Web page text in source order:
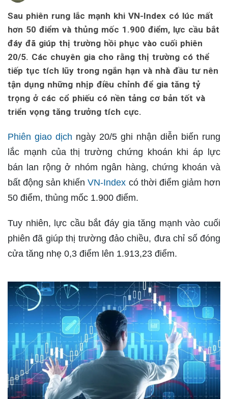
Sau phiên rung lắc mạnh khi VN-Index có lúc mất
hơn 50 điểm và thủng mốc 1.900 điểm, lực cầu bắt
đáy đã giúp thị trường hồi phục vào cuối phiên
20/5. Các chuyên gia cho rằng thị trường có thể
tiếp tục tích lũy trong ngắn hạn và nhà đầu tư nên
tận dụng những nhịp điều chỉnh để gia tăng tỷ
trọng ở các cổ phiếu có nền tảng cơ bản tốt và
triển vọng tăng trưởng tích cực.
Phiên giao dịch ngày 20/5 ghi nhận diễn biến rung
lắc mạnh của thị trường chứng khoán khi áp lực
bán lan rộng ở nhóm ngân hàng, chứng khoán và
bất động sản khiếnVN-Index có thời điểm giảm hơn
50 điểm, thủng mốc 1.900 điểm.
Tuy nhiên, lực cầu bắt đáy gia tăng mạnh vào cuối
phiên đã giúp thị trường đảo chiều, đưa chỉ số đóng
cửa tăng nhẹ 0,3 điểm lên 1.913,23 điểm.